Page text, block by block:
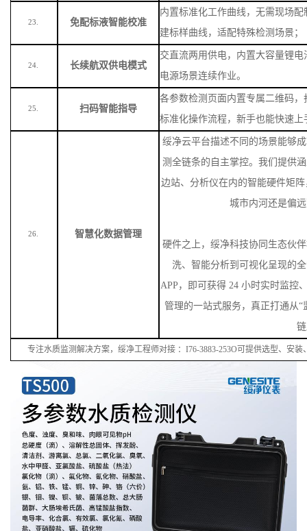
23. 免配标液智能校准
内置标准化工作曲线，无需现场
建标样曲线，适配特殊检测场景 ；
24. 长续航双供电模式
交直流两用供电，内置大容量锂电
电源场景连续作业。
25. 扫码智能指导
各参数检测页面内置专属二维码
标准化操作流程，新手也能快速上
26. 智慧化数据管理
绥净云平台描述不同的场景能够
测全链条的自主掌控。我们提供
边站、分析仪在内的智能硬件矩
城市内河还是偏
硬件之上，绥净科技协同生态伙
洗、智能分析到可视化呈现的
APP，即可获得 24 小时实时监控
管理的一站式服务，真正打通从“
专注水质监测解决方案，绥净工程师对接 ：I76-3883-253O可提供选型、安装